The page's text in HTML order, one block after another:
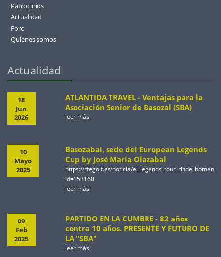
Patrocinios
Actualidad
Foro
Quiénes somos
Actualidad
18
Jun
2026
ATLANTIDA TRAVEL - Ventajas para la
Asociación Senior de Basozal (SBA)
leer más
10
Mayo
2025
Basozabal, sede del European Legends
Cup by José María Olazabal
https://rfegolf.es/noticia/
id=153160
leer más
09
Feb
2025
PARTIDO EN LA CUMBRE - 82 años
contra 10 años. PRESENTE Y FUTURO DE
LA "SBA"
leer más